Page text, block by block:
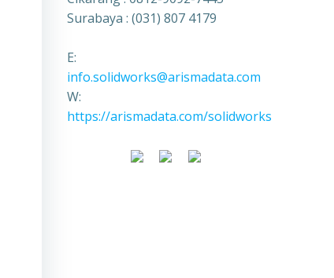
Surabaya : (031) 807 4179
E:
info.solidworks@arismadata.com
W:
https://arismadata.com/solidworks